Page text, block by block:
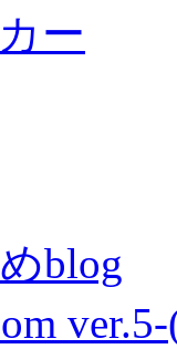
ー
blog